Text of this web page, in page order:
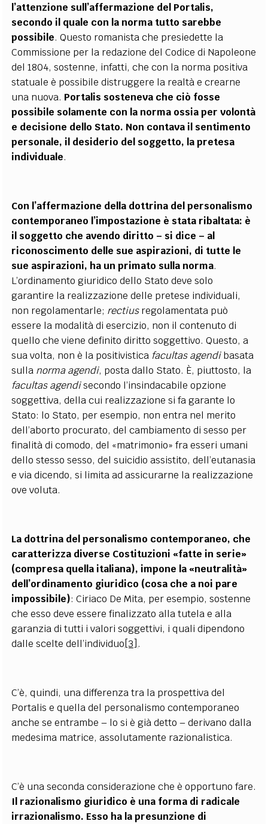
l’attenzione sull’affermazione del Portalis,
secondo il quale con la norma tutto sarebbe
possibile. Questo romanista che presiedette la
Commissione per la redazione del Codice di Napoleone
del 1804, sostenne, infatti, che con la norma positiva
statuale è possibile distruggere la realtà e crearne
una nuova. Portalis sosteneva che ciò fosse
possibile solamente con la norma ossia per volontà
e decisione dello Stato. Non contava il sentimento
personale, il desiderio del soggetto, la pretesa
individuale.
Con l’affermazione della dottrina del personalismo
contemporaneo l’impostazione è stata ribaltata: è
il soggetto che avendo diritto – si dice – al
riconoscimento delle sue aspirazioni, di tutte le
sue aspirazioni, ha un primato sulla norma.
L’ordinamento giuridico dello Stato deve solo
garantire la realizzazione delle pretese individuali,
non regolamentarle; rectiusregolamentata può
essere la modalità di esercizio, non il contenuto di
quello che viene definito diritto soggettivo. Questo, a
sua volta, non è la positivistica facultas agendibasata
sulla norma agendi, posta dallo Stato. È, piuttosto, la
facultas agendisecondo l’insindacabile opzione
soggettiva, della cui realizzazione si fa garante lo
Stato: lo Stato, per esempio, non entra nel merito
dell’aborto procurato, del cambiamento di sesso per
finalità di comodo, del «matrimonio» fra esseri umani
dello stesso sesso, del suicidio assistito, dell’eutanasia
e via dicendo, si limita ad assicurarne la realizzazione
ove voluta.
La dottrina del personalismo contemporaneo, che
caratterizza diverse Costituzioni «fatte in serie»
(compresa quella italiana), impone la «neutralità»
dell’ordinamento giuridico (cosa che a noi pare
impossibile): Ciriaco De Mita, per esempio, sostenne
che esso deve essere finalizzato alla tutela e alla
garanzia di tutti i valori soggettivi, i quali dipendono
dalle scelte dell’individuo[3] .
C’è, quindi, una differenza tra la prospettiva del
Portalis e quella del personalismo contemporaneo
anche se entrambe – lo si è già detto – derivano dalla
medesima matrice, assolutamente razionalistica.
C’è una seconda considerazione che è opportuno fare.
Il razionalismo giuridico è una forma di radicale
irrazionalismo. Esso ha la presunzione di